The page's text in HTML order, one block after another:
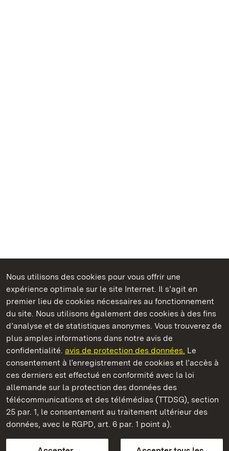
Nous utilisons des cookies pour vous offrir une
expérience optimale sur le site Internet. Il s’agit en
premier lieu de cookies nécessaires au fonctionnement
du site. Nous utilisons également des cookies à des fins
d’analyse et de statistiques anonymes. Vous trouverez de
plus amples informations dans notre avis de
confidentialité. avis de protection des données. Le
consentement à l’enregistrement de cookies et l’accès à
ces derniers est effectué en conformité avec la loi
allemande sur la protection des données des
télécommunications et des télémédias (TTDSG), section
25 par. 1, le consentement au traitement ultérieur des
données, avec le RGPD, art. 6 par. 1 point a).
Châteaux et jardins publics du Bade-Wurtemberg
Staatliche Schlösser und Gärten Baden‑Württemberg
Châteaux et jardins publics du Bade-Wurtemberg
ContactFAQ et réponsesMentions légales
Protection des données
Explications sur l’accessibilité
BITV-konform (geprüfte Seiten)